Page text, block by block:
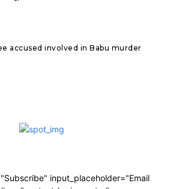
accused involved in Babu murder
input_placeholder="Email